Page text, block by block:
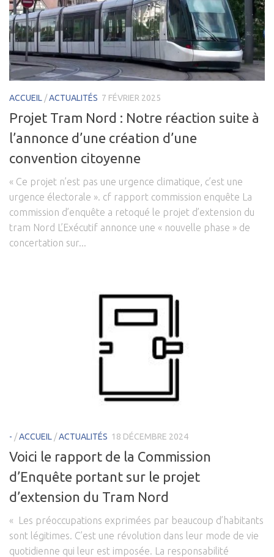
ACCUEIL /ACTUALITÉS 7 FÉVRIER 2025
Projet Tram Nord : Notre réaction suite à
l’annonce d’une création d’une
convention citoyenne
« Ce projet n’est pas une urgence climatique, c’est une
urgence électorale ». cf rapport commission enquête La
commission d’enquête a retoqué le projet d’extension du
tram Nord L’Exécutif annonce une « nouvelle phase » de
concertation sur...
- /ACCUEIL /ACTUALITÉS 18 DÉCEMBRE 2024
Voici le rapport de la Commission
d’Enquête portant sur le projet
d’extension du Tram Nord
« Les préoccupations exprimées par beaucoup d’habitants
sont légitimes. C’est une révolution dans leur mode de vie
quotidienne qui leur est imposée. La responsabilité